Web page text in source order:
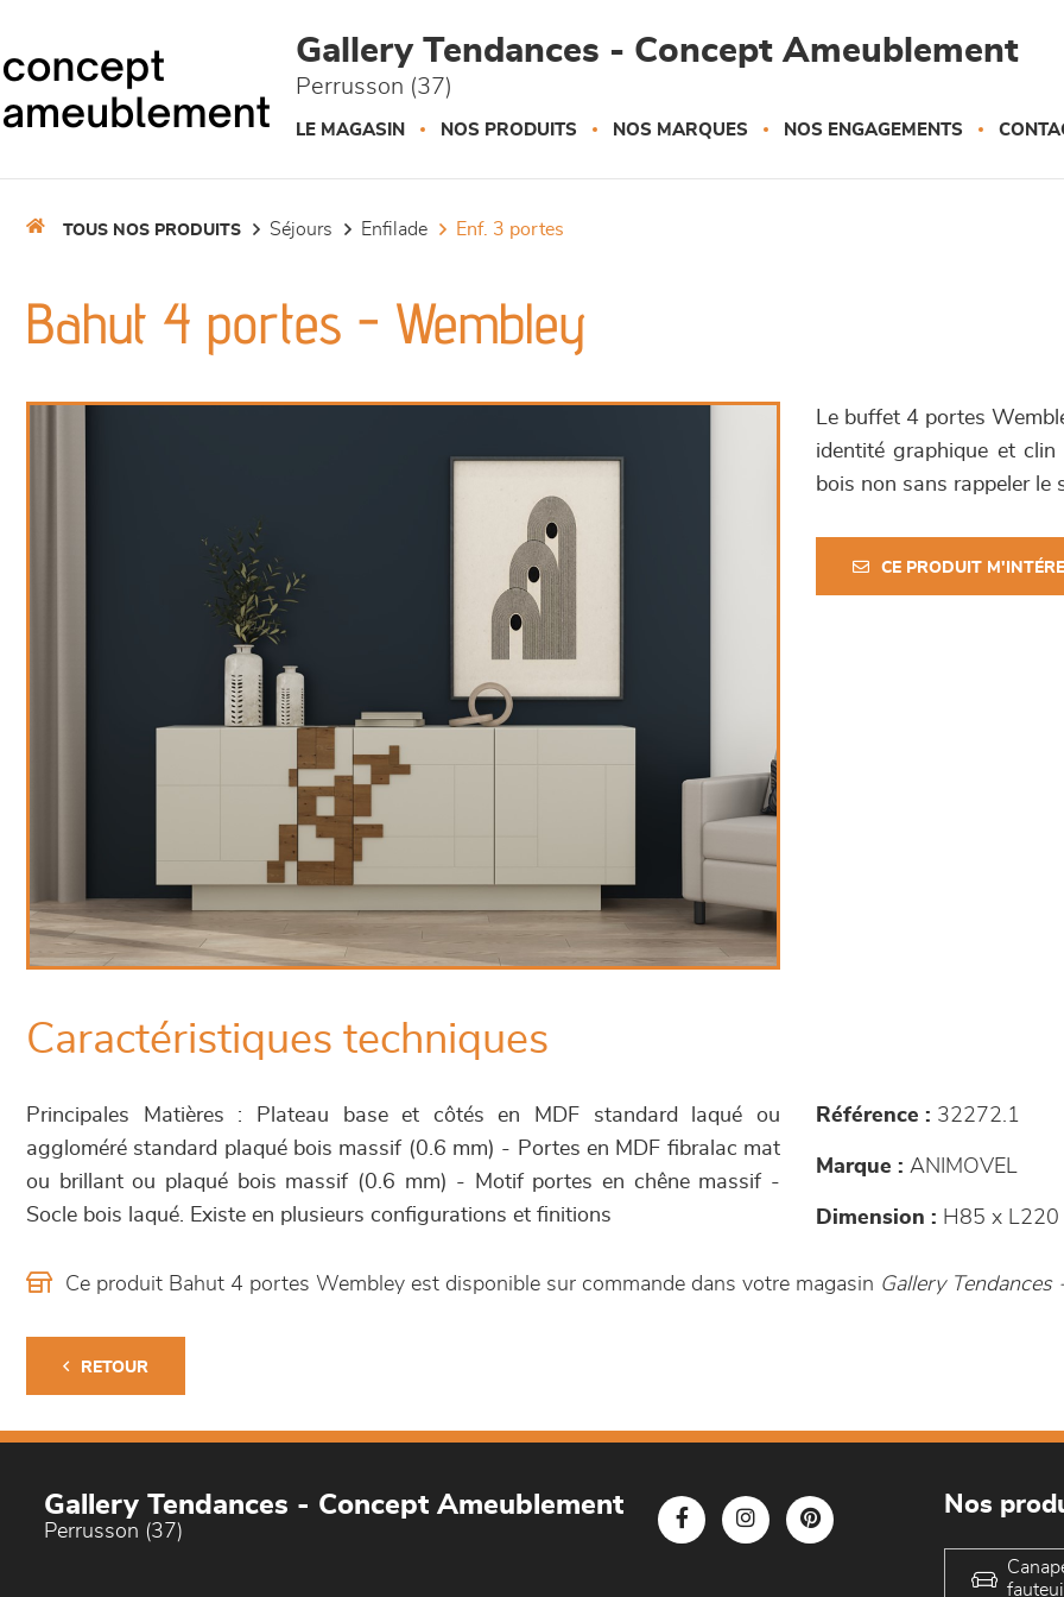
Gallery Tendances - Concept Ameublement
Perrusson (37)
LE MAGASIN NOS PRODUITS NOS MARQUES NOS ENGAGEMENTS
TOUS NOS PRODUITS séjours enfilade enf. 3 portes
Bahut 4 portes - Wembley
Le buffet 4 portes
identité graphique et
bois non sans rappeler le
CE PRODUIT
Caractéristiques techniques
Principales Matières : Plateau base et côtés en MDF standard laqué ou
aggloméré standard plaqué bois massif (0.6 mm) - Portes en MDF fibralac mat
ou brillant ou plaqué bois massif (0.6 mm) - Motif portes en chêne massif -
Socle bois laqué. Existe en plusieurs configurations et finitions
Référence : 32272.1
Marque : ANIMOVEL
Dimension : H85 x L220
Ce produit Bahut 4 portes Wembley est disponible sur commande dans votre magasin Gallery
RETOUR
Gallery Tendances - Concept Ameublement
Perrusson (37)
Nos